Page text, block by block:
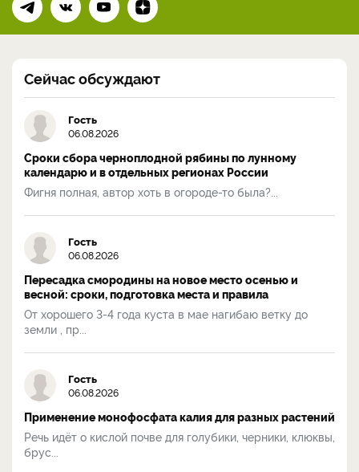
Сейчас обсуждают
Гость
06.08.2026
Сроки сбора черноплодной рябины по лунному
календарю и в отдельных регионах России
Фигня полная, автор хоть в огороде-то была?...
Гость
06.08.2026
Пересадка смородины на новое место осенью и
весной: сроки, подготовка места и правила
От хорошего 3-4 года куста в мае нагибаю ветку до
земли , пр...
Гость
06.08.2026
Применение монофосфата калия для разных растений
Речь идёт о кислой почве для голубики, черники, клюквы,
брус...